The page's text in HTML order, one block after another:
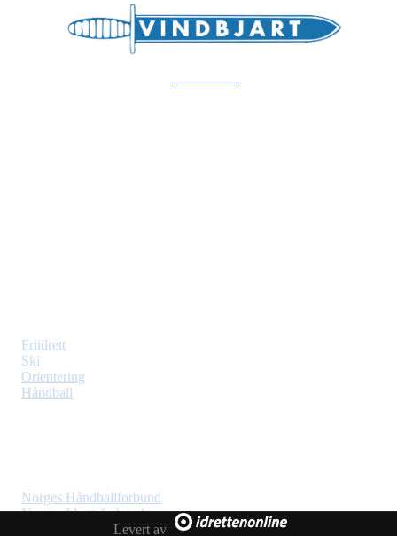
Friidrett
Ski
Orientering
Håndball
Norges Håndballforbund
Norges Idrettsforbund
Norges Orienteringsforbund
Levert av